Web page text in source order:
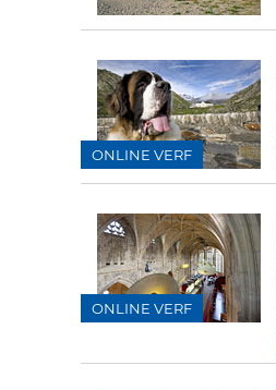
ONLINE VERF
ONLINE VERF